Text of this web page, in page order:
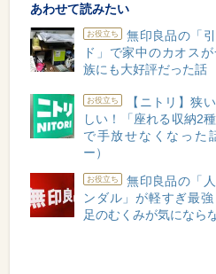
あわせて読みたい
お役立ち
無印良品の「
ド」で家中のカオス
族にも大好評だった話
お役立ち
【ニトリ】狭
しい！「座れる収納2
で手放せなくなった
ー）
お役立ち
無印良品の「
ンダル」が軽すぎ最
足のむくみが気になら